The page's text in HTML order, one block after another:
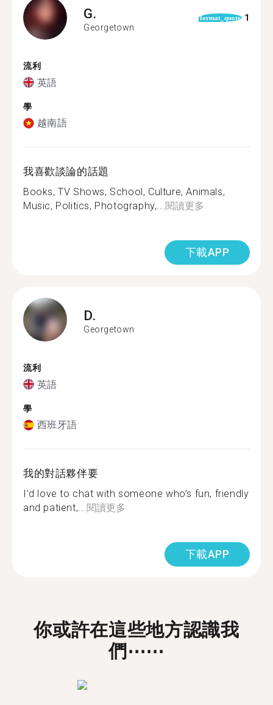
G.
Georgetown
format_quote 1
流利
英語
學
越南語
我喜歡談論的話題
Books, TV Shows, School, Culture, Animals,
Music, Politics, Photography,...閱讀更多
下載APP
D.
Georgetown
流利
英語
學
西班牙語
我的對話夥伴要
I’d love to chat with someone who’s fun, friendly
and patient,...閱讀更多
下載APP
你或許在這些地方認識我
們⋯⋯